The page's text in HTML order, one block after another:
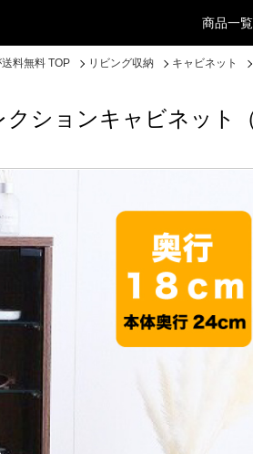
商品一覧
料無料 TOP リビング収納 キャビネット
ションキャビネット